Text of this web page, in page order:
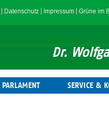
Datenschutz Impressum Grüne im
Dr.
PARLAMENT SERVICE &